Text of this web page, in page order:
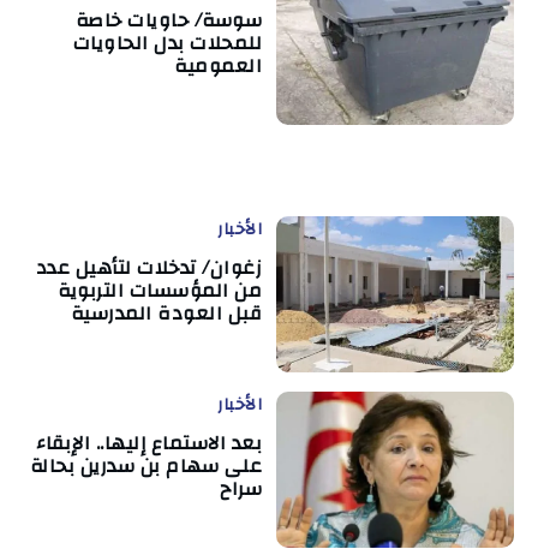
سوسة/ حاويات خاصة
للمحلات بدل الحاويات
العمومية
الأخبار
زغوان/ تدخلات لتأهيل عدد
من المؤسسات التربوية
قبل العودة المدرسية
الأخبار
بعد الاستماع إليها.. الإبقاء
على سهام بن سدرين بحالة
سراح